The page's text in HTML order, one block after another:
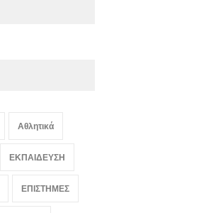
Αθλητικά
ΕΚΠΑΙΔΕΥΣΗ
ΕΠΙΣΤΗΜΕΣ